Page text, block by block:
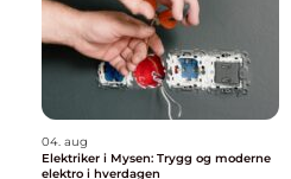
04. aug
Elektriker i Mysen: Trygg og moderne
elektro i hverdagen